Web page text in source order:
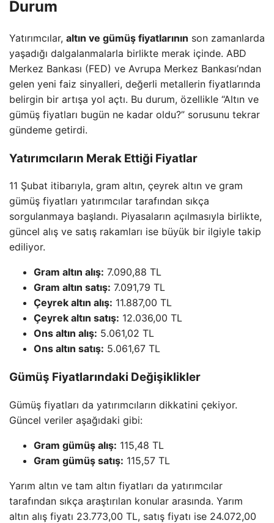
Durum
Yatırımcılar, altın ve gümüş fiyatlarının son zamanlarda
yaşadığı dalgalanmalarla birlikte merak içinde. ABD
Merkez Bankası (FED) ve Avrupa Merkez Bankası’ndan
gelen yeni faiz sinyalleri, değerli metallerin fiyatlarında
belirgin bir artışa yol açtı. Bu durum, özellikle “Altın ve
gümüş fiyatları bugün ne kadar oldu?” sorusunu tekrar
gündeme getirdi.
Yatırımcıların Merak Ettiği Fiyatlar
11 Şubat itibarıyla, gram altın, çeyrek altın ve gram
gümüş fiyatları yatırımcılar tarafından sıkça
sorgulanmaya başlandı. Piyasaların açılmasıyla birlikte,
güncel alış ve satış rakamları ise büyük bir ilgiyle takip
ediliyor.
Gram altın alış: 7.090,88 TL
Gram altın satış: 7.091,79 TL
Çeyrek altın alış: 11.887,00 TL
Çeyrek altın satış: 12.036,00 TL
Ons altın alış: 5.061,02 TL
Ons altın satış: 5.061,67 TL
Gümüş Fiyatlarındaki Değişiklikler
Gümüş fiyatları da yatırımcıların dikkatini çekiyor.
Güncel veriler aşağıdaki gibi:
Gram gümüş alış: 115,48 TL
Gram gümüş satış: 115,57 TL
Yarım altın ve tam altın fiyatları da yatırımcılar
tarafından sıkça araştırılan konular arasında. Yarım
altın alış fiyatı 23.773,00 TL, satış fiyatı ise 24.072,00